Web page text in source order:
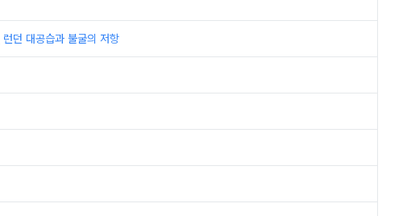
던 대공습과 불굴의 저항